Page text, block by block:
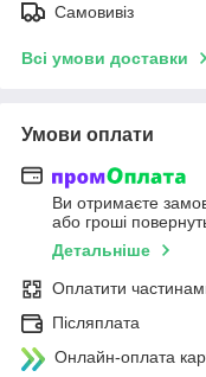
Самовивіз
Всі умови доставки
Умови оплати
Ви отримаєте
або гроші
Детальніше
Оплатити
Післяплата
Онлайн-оплата